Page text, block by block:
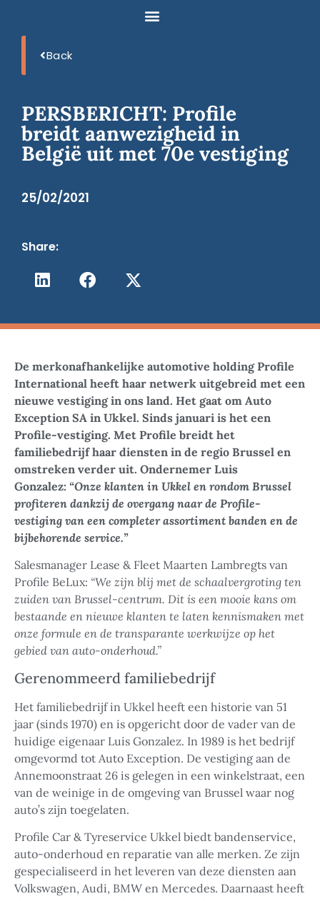
Back
PERSBERICHT: Profile
breidt aanwezigheid in
België uit met 70e vestiging
25/02/2021
Share:
De merkonafhankelijke automotive holding Profile
International heeft haar netwerk uitgebreid met een
nieuwe vestiging in ons land. Het gaat om Auto
Exception SA in Ukkel. Sinds januari is het een
Profile-vestiging. Met Profile breidt het
familiebedrijf haar diensten in de regio Brussel en
omstreken verder uit. Ondernemer Luis
Gonzalez: “Onze klanten in Ukkel en rondom Brussel
profiteren dankzij de overgang naar de Profile-
vestiging van een completer assortiment banden en de
bijbehorende service.”
Salesmanager Lease & Fleet Maarten Lambregts van
Profile BeLux: “We zijn blij met de schaalvergroting ten
zuiden van Brussel-centrum. Dit is een mooie kans om
bestaande en nieuwe klanten te laten kennismaken met
onze formule en de transparante werkwijze op het
gebied van auto-onderhoud.”
Gerenommeerd familiebedrijf
Het familiebedrijf in Ukkel heeft een historie van 51
jaar (sinds 1970) en is opgericht door de vader van de
huidige eigenaar Luis Gonzalez. In 1989 is het bedrijf
omgevormd tot Auto Exception. De vestiging aan de
Annemoonstraat 26 is gelegen in een winkelstraat, een
van de weinige in de omgeving van Brussel waar nog
auto’s zijn toegelaten.
Profile Car & Tyreservice Ukkel biedt bandenservice,
auto-onderhoud en reparatie van alle merken. Ze zijn
gespecialiseerd in het leveren van deze diensten aan
Volkswagen, Audi, BMW en Mercedes. Daarnaast heeft